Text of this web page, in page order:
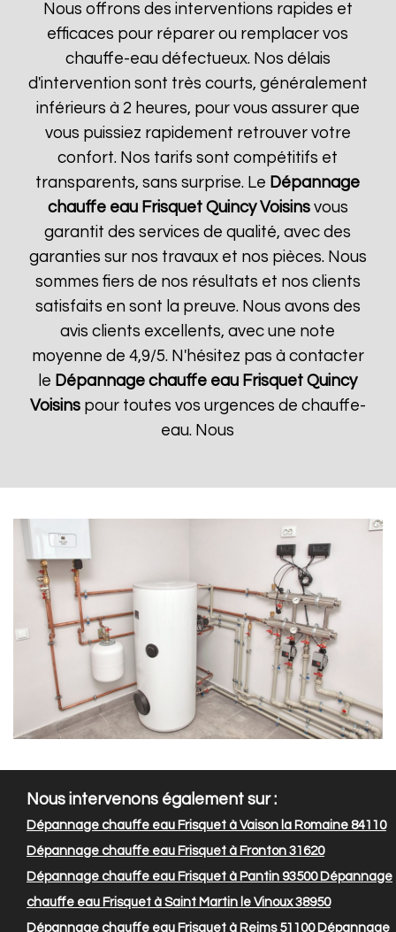
Nous offrons des interventions rapides et
efficaces pour réparer ou remplacer vos
chauffe-eau défectueux. Nos délais
d'intervention sont très courts, généralement
inférieurs à 2 heures, pour vous assurer que
vous puissiez rapidement retrouver votre
confort. Nos tarifs sont compétitifs et
transparents, sans surprise. Le Dépannage
chauffe eau Frisquet Quincy Voisinsvous
garantit des services de qualité, avec des
garanties sur nos travaux et nos pièces. Nous
sommes fiers de nos résultats et nos clients
satisfaits en sont la preuve. Nous avons des
avis clients excellents, avec une note
moyenne de 4,9/5. N'hésitez pas à contacter
le Dépannage chauffe eau Frisquet Quincy
Voisinspour toutes vos urgences de chauffe-
eau. Nous
Nous intervenons également sur :
Dépannage chauffe eau Frisquet à Vaison la Romaine 84110
Dépannage chauffe eau Frisquet à Fronton 31620
Dépannage chauffe eau Frisquet à Pantin 93500Dépannage
chauffe eau Frisquet à Saint Martin le Vinoux 38950
Dépannage chauffe eau Frisquet à Reims 51100Dépannage